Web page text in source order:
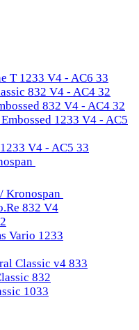
T 1233 V4 - AC6 33
832 V4 - AC4 32
832 V4 - AC4 32
1233 V4 - AC5
V4 - AC5 33
Kronospan
832 V4
Vario 1233
Classic v4 833
832
1033